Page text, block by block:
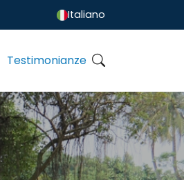
Italiano
Testimonianze